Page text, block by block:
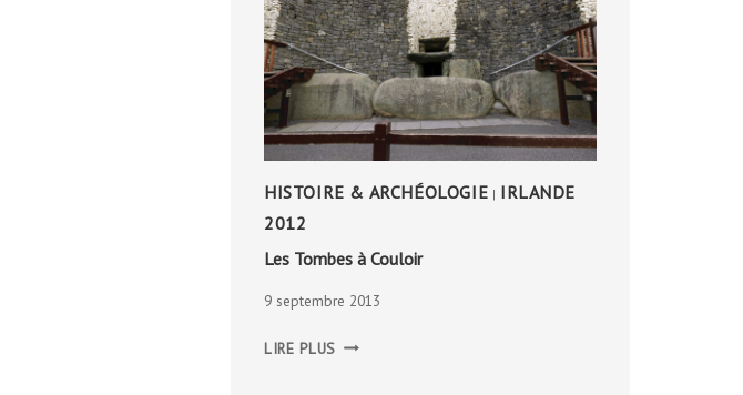
HISTOIRE & ARCHÉOLOGIE | IRLANDE
2012
Les Tombes à Couloir
9 septembre 2013
LIRE PLUS TOMBES